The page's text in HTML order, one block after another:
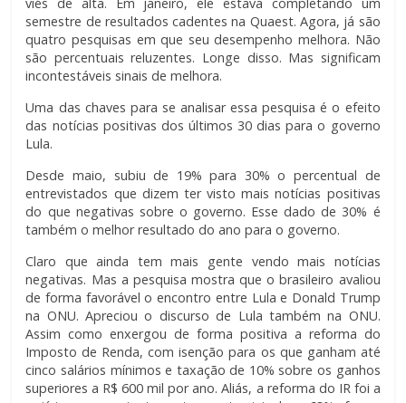
semestre de resultados cadentes na Quaest. Agora, já são
quatro pesquisas em que seu desempenho melhora. Não
são percentuais reluzentes. Longe disso. Mas significam
incontestáveis sinais de melhora.
Uma das chaves para se analisar essa pesquisa é o efeito
das notícias positivas dos últimos 30 dias para o governo
Lula.
Desde maio, subiu de 19% para 30% o percentual de
entrevistados que dizem ter visto mais notícias positivas
do que negativas sobre o governo. Esse dado de 30% é
também o melhor resultado do ano para o governo.
Claro que ainda tem mais gente vendo mais notícias
negativas. Mas a pesquisa mostra que o brasileiro avaliou
de forma favorável o encontro entre Lula e Donald Trump
na ONU. Apreciou o discurso de Lula também na ONU.
Assim como enxergou de forma positiva a reforma do
Imposto de Renda, com isenção para os que ganham até
cinco salários mínimos e taxação de 10% sobre os ganhos
superiores a R$ 600 mil por ano. Aliás, a reforma do IR foi a